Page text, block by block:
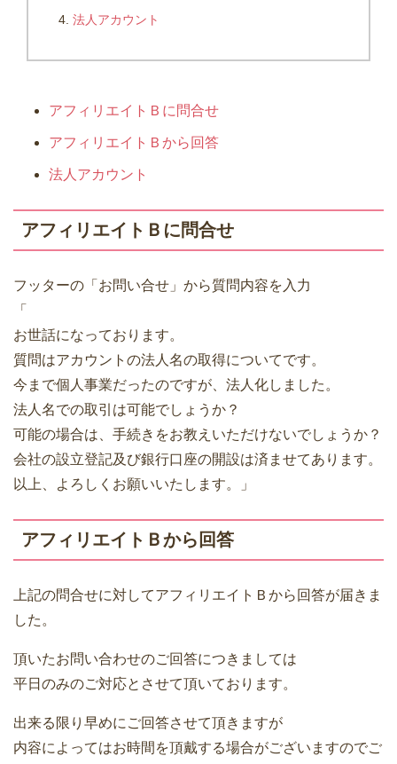
法人アカウント
アフィリエイトＢに問合せ
アフィリエイトＢから回答
法人アカウント
アフィリエイトＢに問合せ
フッターの「お問い合せ」から質問内容を入力
「
お世話になっております。
質問はアカウントの法人名の取得についてです。
今まで個人事業だったのですが、法人化しました。
法人名での取引は可能でしょうか？
可能の場合は、手続きをお教えいただけないでしょうか？
会社の設立登記及び銀行口座の開設は済ませてあります。
以上、よろしくお願いいたします。」
アフィリエイトＢから回答
上記の問合せに対してアフィリエイトＢから回答が届きま
した。
頂いたお問い合わせのご回答につきましては
平日のみのご対応とさせて頂いております。
出来る限り早めにご回答させて頂きますが
内容によってはお時間を頂戴する場合がございますのでご